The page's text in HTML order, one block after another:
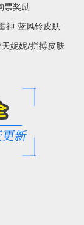
票奖励
神-蓝风铃皮肤
天妮妮/拼搏皮肤